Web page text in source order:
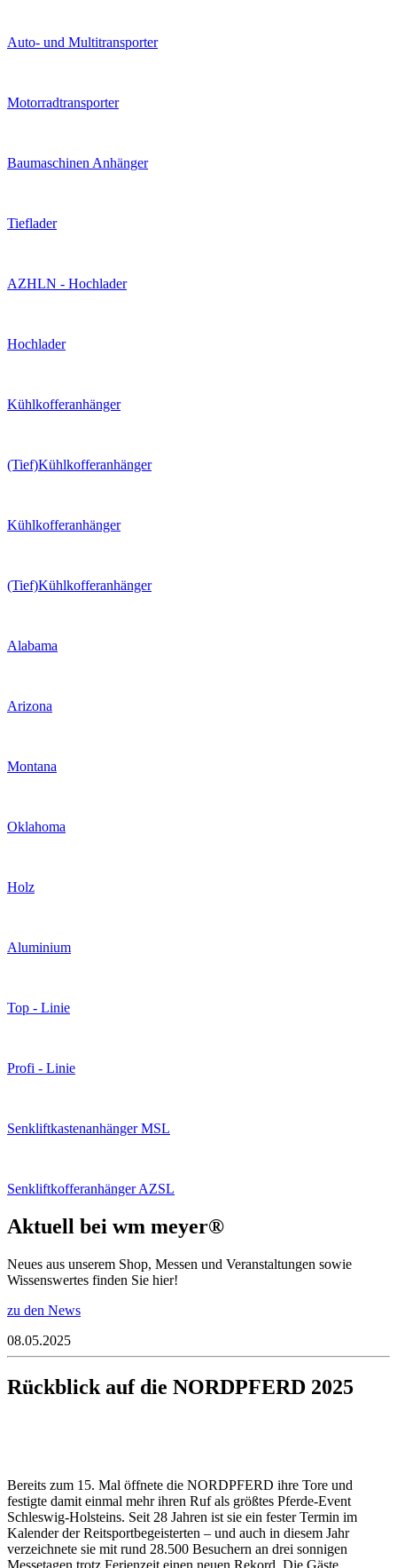
Auto- und Multitransporter
Motorradtransporter
Baumaschinen Anhänger
Tieflader
AZHLN - Hochlader
Hochlader
Kühlkofferanhänger
(Tief)Kühlkofferanhänger
Kühlkofferanhänger
(Tief)Kühlkofferanhänger
Alabama
Arizona
Montana
Oklahoma
Holz
Aluminium
Top - Linie
Profi - Linie
Senkliftkastenanhänger MSL
Senkliftkofferanhänger AZSL
Aktuell bei wm meyer®
Neues aus unserem Shop, Messen und Veranstaltungen sowie
Wissenswertes finden Sie hier!
zu den News
08.05.2025
Rückblick auf die NORDPFERD 2025
Bereits zum 15. Mal öffnete die NORDPFERD ihre Tore und
festigte damit einmal mehr ihren Ruf als größtes Pferde-Event
Schleswig-Holsteins. Seit 28 Jahren ist sie ein fester Termin im
Kalender der Reitsportbegeisterten – und auch in diesem Jahr
verzeichnete sie mit rund 28.500 Besuchern an drei sonnigen
Messetagen trotz Ferienzeit einen neuen Rekord. Die Gäste